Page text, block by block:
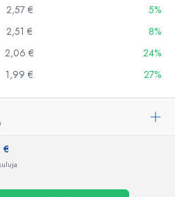
2,57 €
5%
2,51 €
8%
2,06 €
24%
1,99 € 27%
€